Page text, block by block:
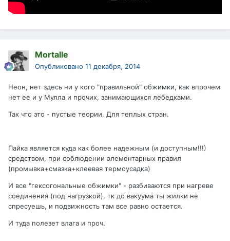
Mortalle
Опубликовано 11 декабря, 2014
Неон, нет здесь ни у кого "правильной" обжимки, как впрочем
нет ее и у Мулла и прочих, занимающихся лебедками.
Так что это - пустые теории. Для теплых стран.
Пайка является куда как более надежным (и доступным!!!)
средством, при соблюдении элементарных правил
(промывка+смазка+клеевая термоусадка)
И все "гексогональные обжимки" - разбиваются при нагреве
соединения (под нагрузкой), тк до вакуума ты жилки не
спресуешь, и подвижность там все равно остается.
И туда полезет влага и проч.